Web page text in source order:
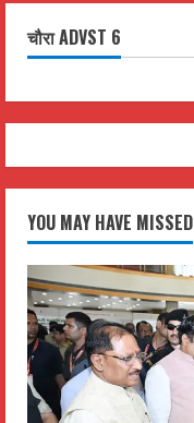
चौरा ADVST 6
YOU MAY HAVE MISSED